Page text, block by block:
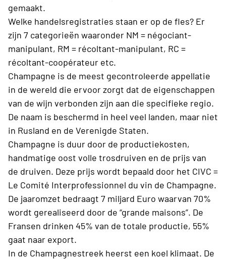
gemaakt.
Welke handelsregistraties staan er op de fles? Er
zijn 7 categorieën waaronder NM = négociant-
manipulant, RM = récoltant-manipulant, RC =
récoltant-coopérateur etc.
Champagne is de meest gecontroleerde appellatie
in de wereld die ervoor zorgt dat de eigenschappen
van de wijn verbonden zijn aan die specifieke regio.
De naam is beschermd in heel veel landen, maar niet
in Rusland en de Verenigde Staten.
Champagne is duur door de productiekosten,
handmatige oost volle trosdruiven en de prijs van
de druiven. Deze prijs wordt bepaald door het CIVC =
Le Comité Interprofessionnel du vin de Champagne.
De jaaromzet bedraagt 7 miljard Euro waarvan 70%
wordt gerealiseerd door de “grande maisons”. De
Fransen drinken 45% van de totale productie, 55%
gaat naar export.
In de Champagnestreek heerst een koel klimaat. De